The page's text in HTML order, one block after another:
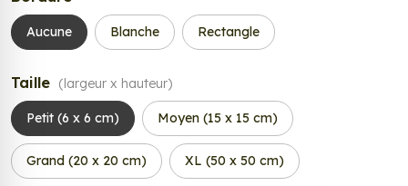
Aucune Blanche Rectangle
Taille (largeur x hauteur)
Petit (6 x 6 cm) Moyen (15 x 15 cm)
Grand (20 x 20 cm) XL (50 x 50 cm)